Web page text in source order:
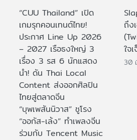
“CUU Thailand” เปิด
เกมรุกคอนเทนต์ไทย!
ประกาศ Line Up 2026
– 2027 เรือธงใหญ่ 3
เรื่อง 3 รส 6 นักแสดง
นำ! ดัน Thai Local
Content ส่งออกศิลปิน
ไทยสู่ตลาดจีน
“บุพเพสันนิวาส” ชูโรง
“ออกัส-เล้ง” ทำเพลงจีน
ร่วมกับ Tencent Music
ถึง
ใจ
30